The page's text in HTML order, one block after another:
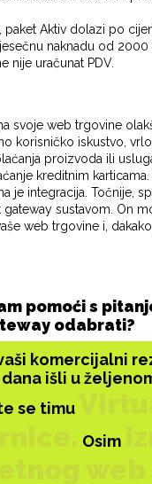
paket Aktiv dolazi po
naknadu od 2000
nije uračunat PDV.
svoje web trgovine
korisničko iskustvo,
proizvoda ili
kreditnim
je integracija. Točnije,
sustavom. On
web trgovine i,
pomoći s
odabrati?
komercijalni
išli u
se timu
Osim